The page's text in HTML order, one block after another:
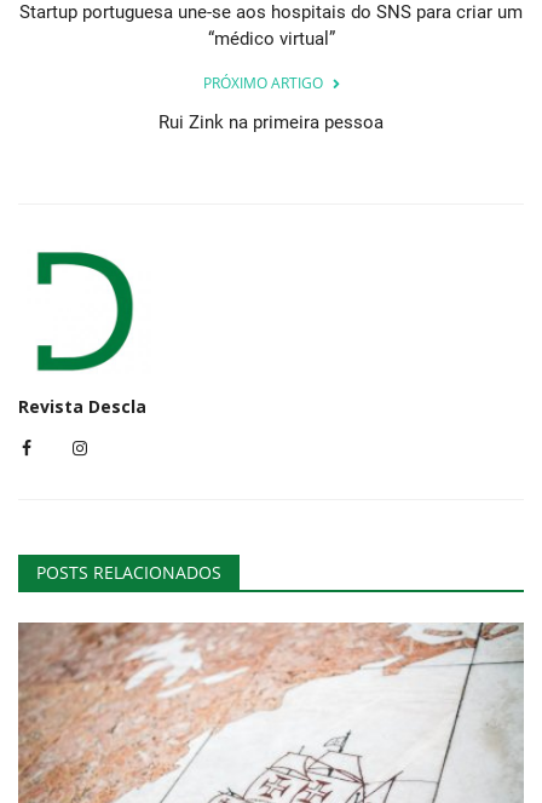
Startup portuguesa une-se aos hospitais do SNS para criar um
“médico virtual”
PRÓXIMO ARTIGO
Rui Zink na primeira pessoa
Revista Descla
POSTS RELACIONADOS